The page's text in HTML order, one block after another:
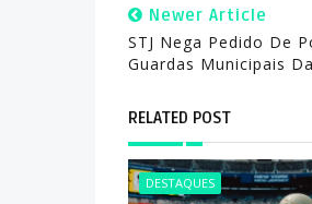
Newer Article
STJ Nega Pedido De
Guardas Municipais
RELATED POST
DESTAQUES